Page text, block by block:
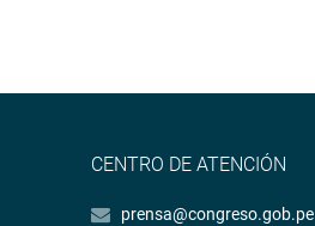
CENTRO DE ATENCIÓN
prensa@congreso.gob.pe